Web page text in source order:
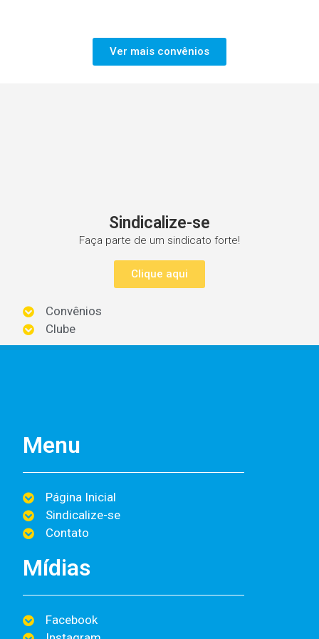
Ver mais convênios
Sindicalize-se
Faça parte de um sindicato forte!
Clique aqui
Convênios
Clube
Menu
Página Inicial
Sindicalize-se
Contato
Mídias
Facebook